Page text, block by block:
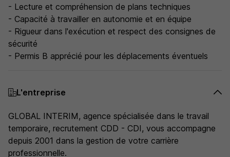
- Lecture et compréhension de plans techniques
- Capacité à travailler en autonomie et en équipe
- Rigueur dans l'exécution et respect des consignes de
sécurité
- Permis B apprécié pour les déplacements éventuels
L'entreprise
GLOBAL INTERIM, agence spécialisée dans le travail
temporaire, recrutement CDD - CDI, vous accompagne
depuis 2001 dans la gestion de votre carrière
professionnelle.